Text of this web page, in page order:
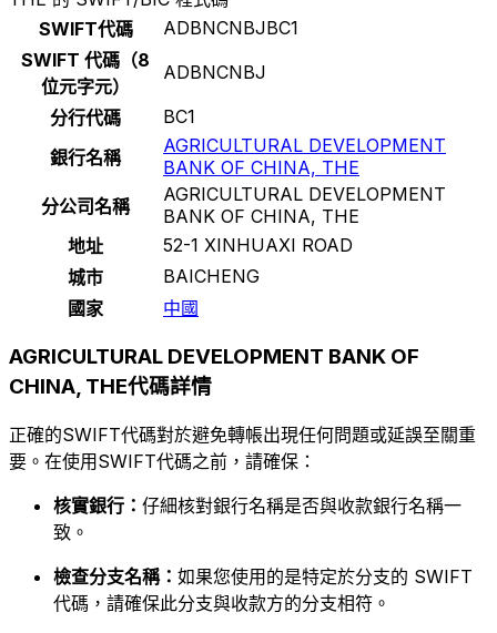
SWIFT代碼
ADBNCNBJBC1
SWIFT 代碼（8
位元字元）
ADBNCNBJ
分行代碼
BC1
銀行名稱
AGRICULTURAL DEVELOPMENT
BANK OF CHINA, THE
分公司名稱
AGRICULTURAL DEVELOPMENT
BANK OF CHINA, THE
地址
52-1 XINHUAXI ROAD
城市
BAICHENG
國家
中國
AGRICULTURAL DEVELOPMENT BANK OF
CHINA, THE代碼詳情
正確的SWIFT代碼對於避免轉帳出現任何問題或延誤至關重
要。在使用SWIFT代碼之前，請確保：
核實銀行： 仔細核對銀行名稱是否與收款銀行名稱一
致。
檢查分支名稱： 如果您使用的是特定於分支的 SWIFT
代碼，請確保此分支與收款方的分支相符。